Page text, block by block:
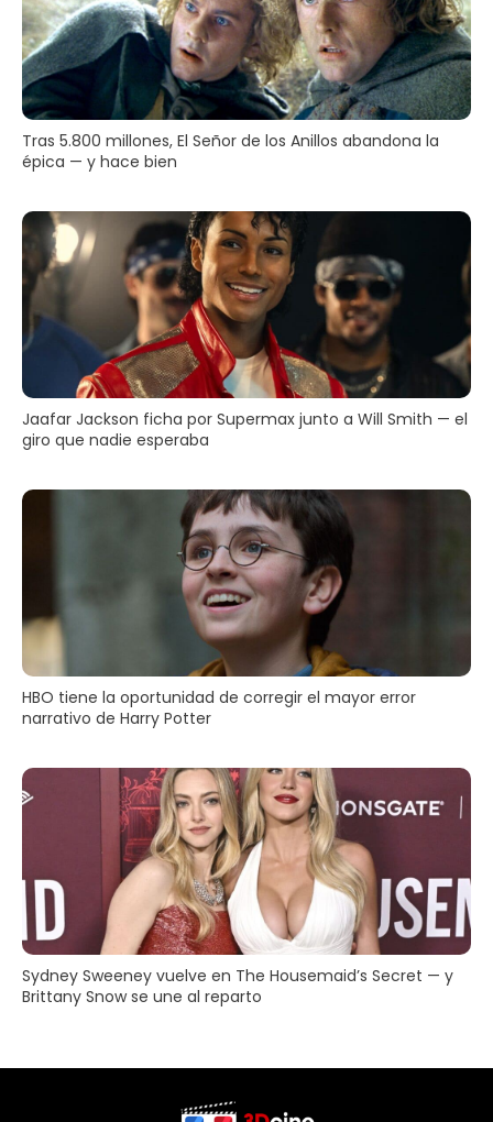
Tras 5.800 millones, El Señor de los Anillos abandona la
épica — y hace bien
Jaafar Jackson ficha por Supermax junto a Will Smith — el
giro que nadie esperaba
HBO tiene la oportunidad de corregir el mayor error
narrativo de Harry Potter
Sydney Sweeney vuelve en The Housemaid’s Secret — y
Brittany Snow se une al reparto